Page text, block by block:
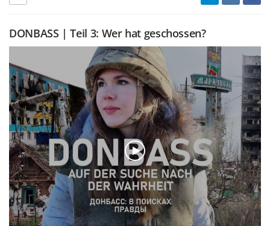
DONBASS | Teil 3: Wer hat geschossen?